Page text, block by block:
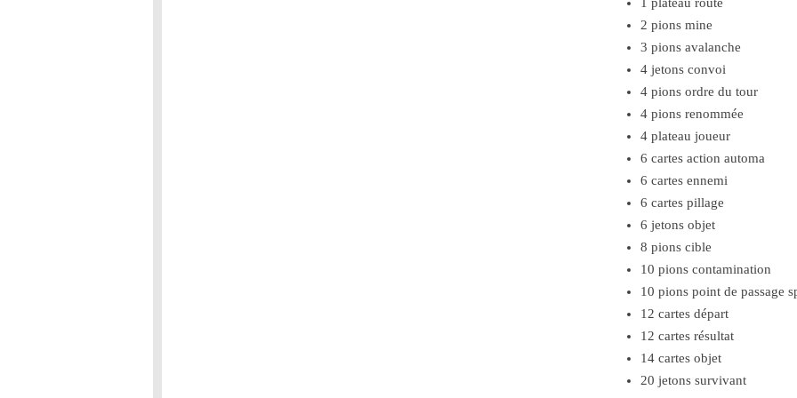
2 pions mine
3 pions avalanche
4 jetons convoi
4 pions ordre du tour
4 pions renommée
4 plateau joueur
6 cartes action automa
6 cartes ennemi
6 cartes pillage
6 jetons objet
8 pions cible
10 pions contamination
10 pions point de passage
12 cartes départ
12 cartes résultat
14 cartes objet
20 jetons survivant